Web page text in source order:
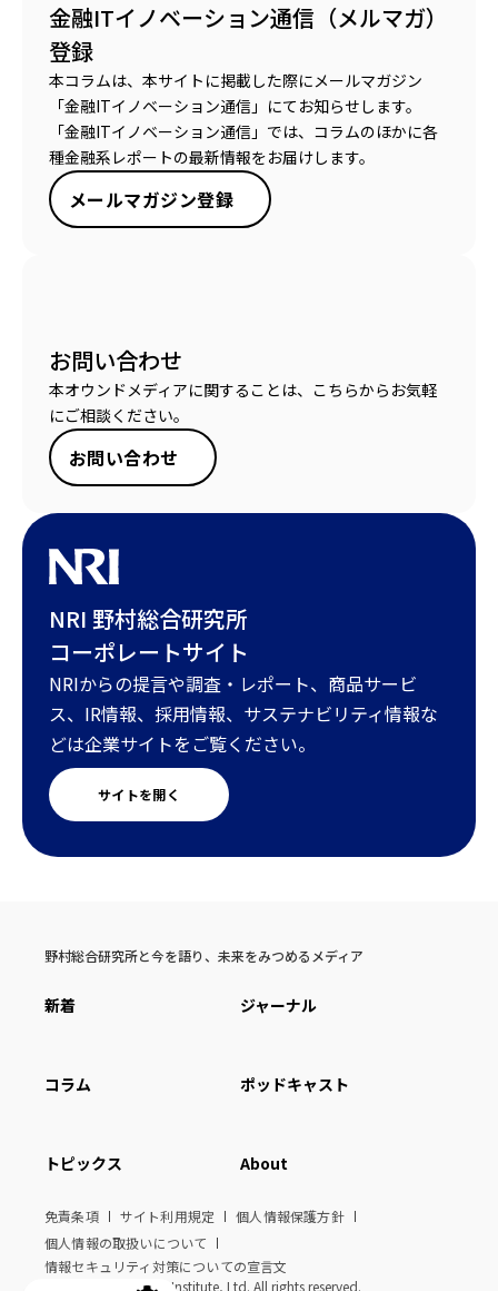
金融ITイノベーション通信（メルマガ）
登録
本コラムは、本サイトに掲載した際にメールマガジン
「金融ITイノベーション通信」にてお知らせします。
「金融ITイノベーション通信」では、コラムのほかに各
種金融系レポートの最新情報をお届けします。
メールマガジン登録
お問い合わせ
本オウンドメディアに関することは、こちらからお気軽
にご相談ください。
お問い合わせ
NRI 野村総合研究所
コーポレートサイト
NRIからの提言や調査・レポート、商品サービ
ス、IR情報、採用情報、サステナビリティ情報な
どは企業サイトをご覧ください。
サイトを開く
野村総合研究所と今を語り、未来をみつめるメディア
新着 ジャーナル
コラム ポッドキャスト
トピックス About
免責条項 サイト利用規定
個人情報保護方針
個人情報の取扱いについて
情報セキュリティ対策についての宣言文
© Nomura Research Institute, Ltd. All rights reserved.